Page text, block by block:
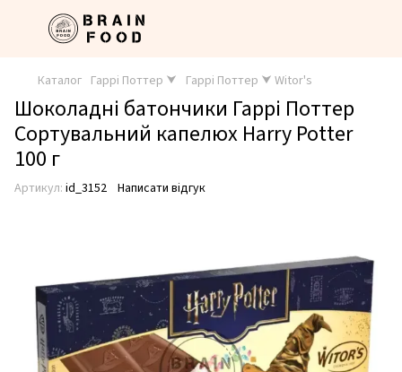
Каталог Гаррі Поттер ⮟ Гаррі Поттер ⮟ Witor's
Шоколадні батончики Гаррі Поттер
Сортувальний капелюх Harry Potter
100 г
Артикул: id_3152 Написати відгук